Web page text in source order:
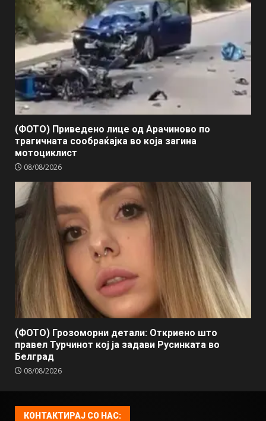
(ФОТО) Приведено лице од Арачиново по
трагичната сообраќајка во која загина
мотоциклист
08/08/2026
(ФОТО) Грозоморни детали: Откриено што
правел Турчинот кој ја задави Русинката во
Белград
08/08/2026
КОНТАКТИРАЈ СО НАС: